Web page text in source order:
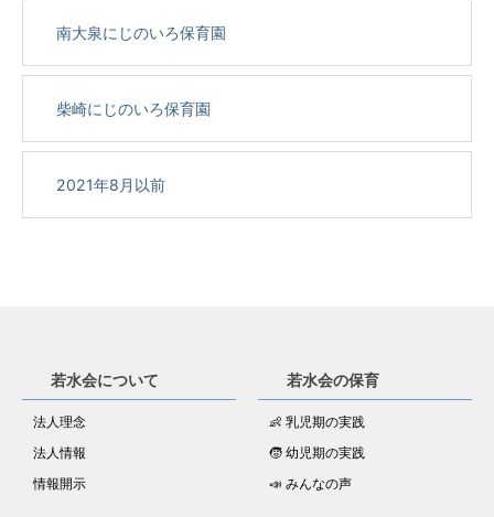
南大泉にじのいろ保育園
柴崎にじのいろ保育園
2021年8月以前
若水会について
法人理念
法人情報
情報開示
若水会の保育
👶 乳児期の実践
🧒 幼児期の実践
📣 みんなの声